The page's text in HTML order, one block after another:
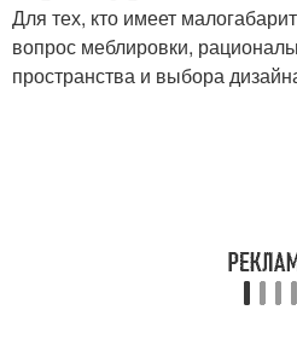
Для тех, кто имеет
вопрос меблировки,
пространства и выбора